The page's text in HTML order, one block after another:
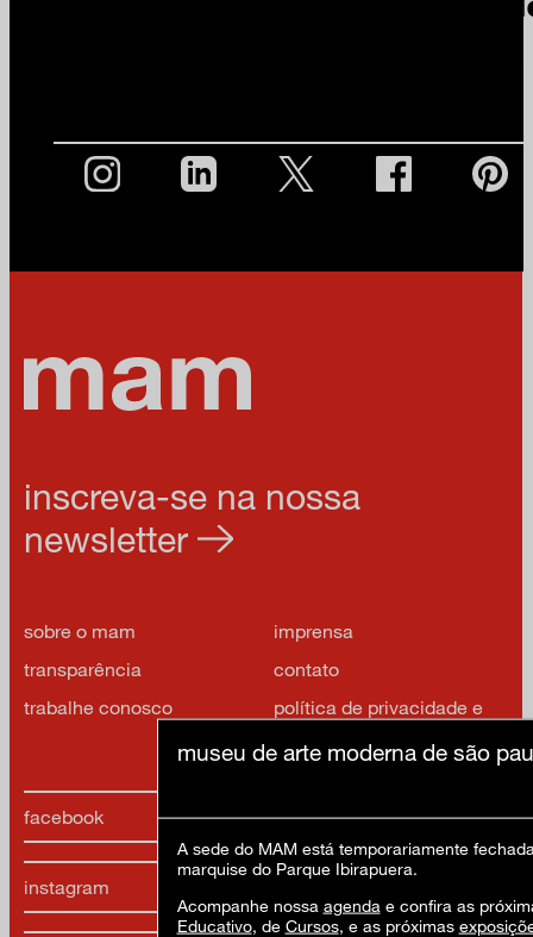
facebook x
instagram
inscreva-se na nossa
newsletter
sobre o mam
imprensa
transparência
contato
trabalhe conosco
política de privacidade e
museu de arte moderna de são
A sede do MAM está temporariamente
marquise do Parque Ibirapuera.
Acompanhe nossa agenda e confira as
Educativo, de Cursos, e as próximas